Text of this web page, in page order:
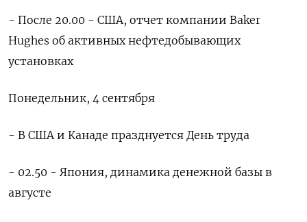
- После 20.00 - США, отчет компании Baker
Hughes об активных нефтедобывающих
установках
Понедельник, 4 сентября
- В США и Канаде празднуется День труда
- 02.50 - Япония, динамика денежной базы в
августе